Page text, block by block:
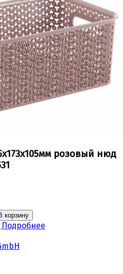
розовый нюд
корзину
Подробнее